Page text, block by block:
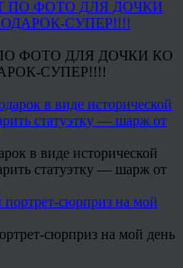
ФОТО ДЛЯ ДОЧКИ КО
СУПЕР!!!!
в виде исторической
статуэтку — шарж от
сюрприз на мой день